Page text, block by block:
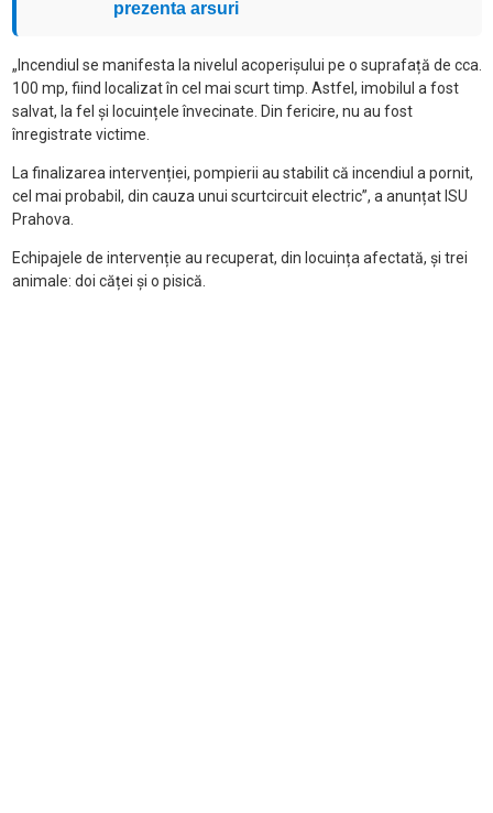
prezenta arsuri
„Incendiul se manifesta la nivelul acoperișului pe o suprafață de cca.
100 mp, fiind localizat în cel mai scurt timp. Astfel, imobilul a fost
salvat, la fel și locuințele învecinate. Din fericire, nu au fost
înregistrate victime.
La finalizarea intervenției, pompierii au stabilit că incendiul a pornit,
cel mai probabil, din cauza unui scurtcircuit electric”, a anunțat ISU
Prahova.
Echipajele de intervenție au recuperat, din locuința afectată, și trei
animale: doi căței și o pisică.